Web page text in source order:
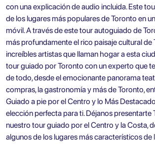
con una explicación de audio incluida. Este
de los lugares más populares de Toronto en
móvil. A través de estetour autoguiado de
más profundamente el rico paisaje cultural de
increíbles artistas que llaman hogar a esta
tour guiado por Toronto con un experto que
de todo, desde el emocionante panorama
compras, la gastronomía y más de Toronto,
Guiado a pie por el Centro y lo Más
elección perfecta para ti. Déjanos presentarte
nuestro tour guiado por el Centro y la Costa,
algunos de los lugares más característicos de